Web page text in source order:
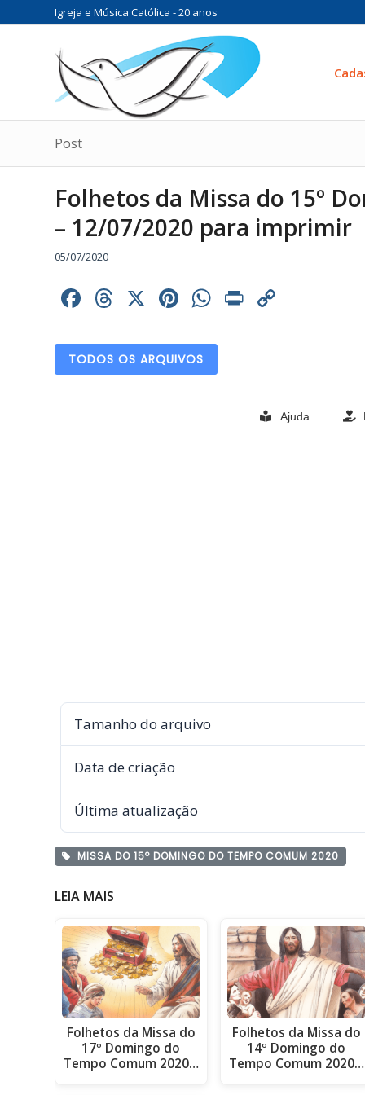
Igreja e Música Católica - 20 anos
Post
Folhetos da Missa do 15º
– 12/07/2020 para imprimir
05/07/2020
Facebook
Threads
X Pinterest
WhatsApp
Print
TODOS OS ARQUIVOS
Ajuda
Tamanho do arquivo
Data de criação
Última atualização
MISSA DO 15º DOMINGO DO TEMPO COMUM 2020
LEIA MAIS
Folhetos da Missa do
17º Domingo do
Tempo Comum 2020…
Folhetos da Missa do
14º Domingo do
Tempo Comum 2020…